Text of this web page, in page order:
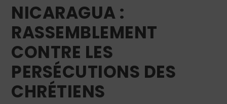
NICARAGUA :
RASSEMBLEMENT
CONTRE LES
PERSÉCUTIONS DES
CHRÉTIENS